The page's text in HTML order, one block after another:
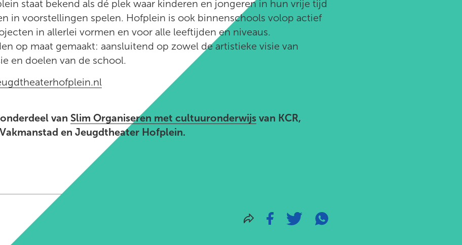
staat bekend als dé plek waar kinderen en jongeren in hun vrije tijd
in voorstellingen spelen. Hofplein is ook binnenschools volop actief
in allerlei vormen en voor alle leeftijden en niveaus.
op maat gemaakt: aansluitend op zowel de artistieke visie van
en doelen van de school.
van Slim Organiseren met cultuuronderwijsvan KCR,
en Jeugdtheater Hofplein.